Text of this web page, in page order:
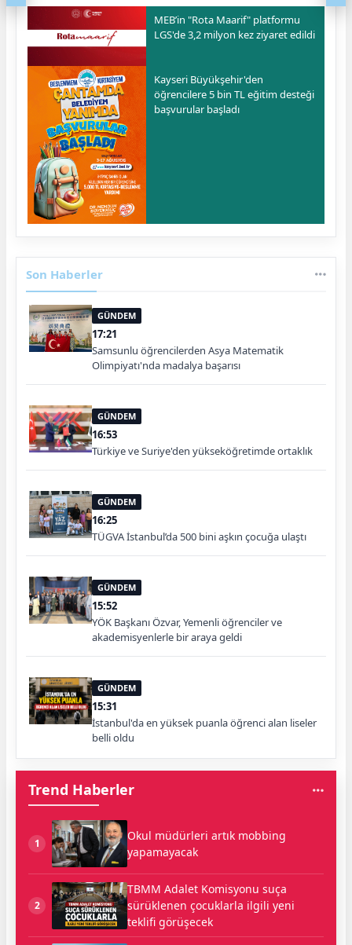
MEB’in "Rota Maarif" platformu
LGS'de 3,2 milyon kez ziyaret edildi
Kayseri Büyükşehir'den
öğrencilere 5 bin TL eğitim desteği
başvurular başladı
Son Haberler
GÜNDEM
17:21
Samsunlu öğrencilerden Asya Matematik
Olimpiyatı'nda madalya başarısı
GÜNDEM
16:53
Türkiye ve Suriye'den yükseköğretimde ortaklık
GÜNDEM
16:25
TÜGVA İstanbul’da 500 bini aşkın çocuğa ulaştı
GÜNDEM
15:52
YÖK Başkanı Özvar, Yemenli öğrenciler ve
akademisyenlerle bir araya geldi
GÜNDEM
15:31
İstanbul'da en yüksek puanla öğrenci alan liseler
belli oldu
Trend Haberler
1
Okul müdürleri artık mobbing
yapamayacak
2
TBMM Adalet Komisyonu suça
sürüklenen çocuklarla ilgili yeni
teklifi görüşecek